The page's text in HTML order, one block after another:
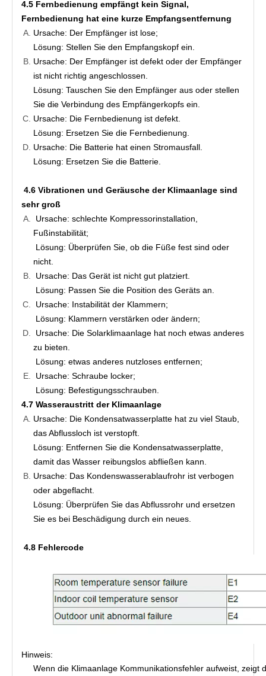
4.5 Fernbedienung empfängt kein Signal,
Fernbedienung hat eine kurze Empfangsentfernung
Ursache: Der Empfänger ist lose;
Lösung: Stellen Sie den Empfangskopf ein.
Ursache: Der Empfänger ist defekt oder der Empfänger
ist nicht richtig angeschlossen.
Lösung: Tauschen Sie den Empfänger aus oder stellen
Sie die Verbindung des Empfängerkopfs ein.
Ursache: Die Fernbedienung ist defekt.
Lösung: Ersetzen Sie die Fernbedienung.
Ursache: Die Batterie hat einen Stromausfall.
Lösung: Ersetzen Sie die Batterie.
4.6 Vibrationen und Geräusche der Klimaanlage sind
sehr groß
Ursache: schlechte Kompressorinstallation,
Fußinstabilität;
Lösung: Überprüfen Sie, ob die Füße fest sind oder
nicht.
Ursache: Das Gerät ist nicht gut platziert.
Lösung: Passen Sie die Position des Geräts an.
Ursache: Instabilität der Klammern;
Lösung: Klammern verstärken oder ändern;
Ursache: Die Solarklimaanlage hat noch etwas anderes
zu bieten.
Lösung: etwas anderes nutzloses entfernen;
Ursache: Schraube locker;
Lösung: Befestigungsschrauben.
4.7 Wasseraustritt der Klimaanlage
Ursache: Die Kondensatwasserplatte hat zu viel Staub,
das Abflussloch ist verstopft.
Lösung: Entfernen Sie die Kondensatwasserplatte,
damit das Wasser reibungslos abfließen kann.
Ursache: Das Kondenswasserablaufrohr ist verbogen
oder abgeflacht.
Lösung: Überprüfen Sie das Abflussrohr und ersetzen
Sie es bei Beschädigung durch ein neues.
4.8 Fehlercode
Hinweis:
Wenn die Klimaanlage Kommunikationsfehler aufweist,